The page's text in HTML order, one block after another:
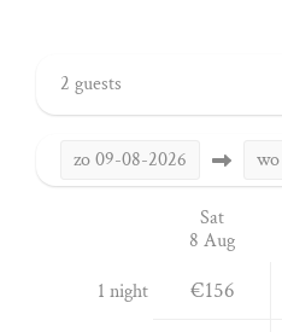
2 guests
zo09-08-2026 wo
Sat
8 Aug
1 night
€156